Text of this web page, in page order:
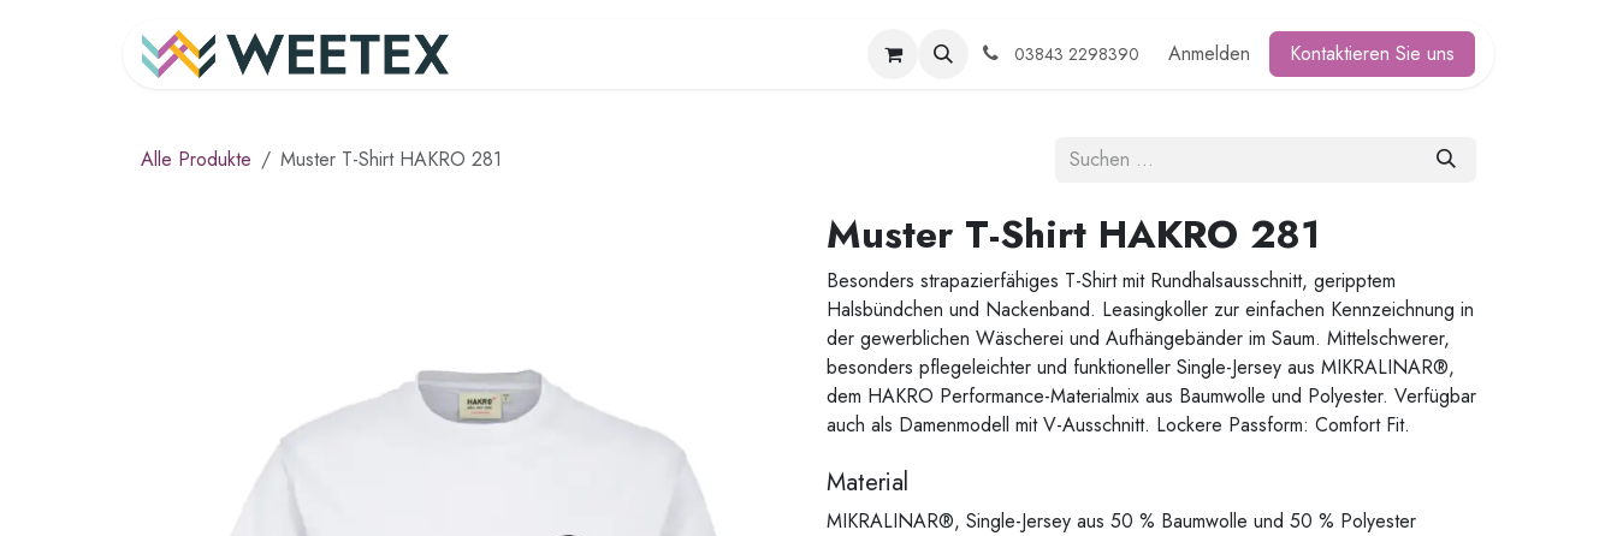
Veranstaltungen Termin
03843 2298390 Anmelden Kontaktieren Sie uns
Alle Produkte Muster T-Shirt HAKRO 281
Muster T-Shirt HAKRO 281
Besonders strapazierfähiges T-Shirt mit Rundhalsausschnitt, geripptem
Halsbündchen und Nackenband. Leasingkoller zur einfachen Kennzeichnung in
der gewerblichen Wäscherei und Aufhängebänder im Saum. Mittelschwerer,
besonders pflegeleichter und funktioneller Single-Jersey aus MIKRALINAR®,
dem HAKRO Performance-Materialmix aus Baumwolle und Polyester. Verfügbar
auch als Damenmodell mit V-Ausschnitt. Lockere Passform: Comfort Fit.
Material
MIKRALINAR®, Single-Jersey aus 50 % Baumwolle und 50 % Polyester